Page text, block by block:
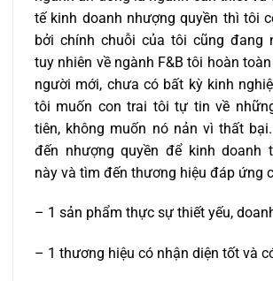
tế kinh doanh nhượng quyền thì tôi
bởi chính chuỗi của tôi cũng đang
tuy nhiên về ngành F&B tôi hoàn
người mới, chưa có bất kỳ kinh
tôi muốn con trai tôi tự tin về
tiên, không muốn nó nản vì thất
đến nhượng quyền để kinh doanh
này và tìm đến thương hiệu đáp ứng
– 1 sản phẩm thực sự thiết yếu,
– 1 thương hiệu có nhận diện tốt và